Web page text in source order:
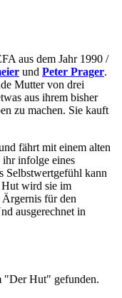
aus dem Jahr 1990 /
und Peter Prager.
Mutter von drei
aus ihrem bisher
zu machen. Sie kauft
fährt mit einem alten
infolge eines
Selbstwertgefühl kann
Hut wird sie im
für den
ausgerechnet in
"Der Hut" gefunden.